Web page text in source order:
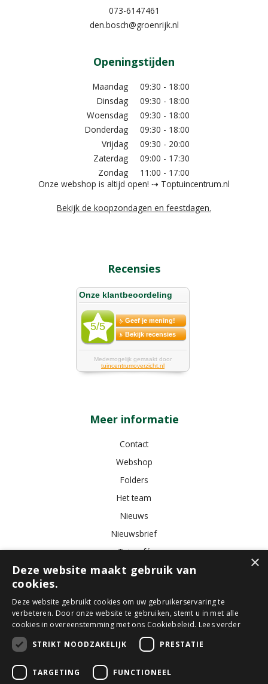
073-6147461
den.bosch@groenrijk.nl
Openingstijden
Maandag
09:30 - 18:00
Dinsdag
09:30 - 18:00
Woensdag
09:30 - 18:00
Donderdag
09:30 - 18:00
Vrijdag
09:30 - 20:00
Zaterdag
09:00 - 17:30
Zondag
11:00 - 17:00
Onze webshop is altijd open! ⇢ Toptuincentrum.nl
Bekijk de koopzondagen en feestdagen.
Recensies
Meer informatie
Contact
Webshop
Folders
Het team
Nieuws
Nieuwsbrief
Tuincafé
Vacatures
Tuincentrum Bloemist Kamerplanten Kunstbloemen
Buitenplanten
Tuinmeubelen
© GroenRijk Den Bosch
×
Deze website maakt gebruik van
cookies.
Deze website gebruikt cookies om uw gebruikerservaring te
verbeteren. Door onze website te gebruiken, stemt u in met alle
cookies in overeenstemming met ons Cookiebeleid. Lees verder
STRIKT NOODZAKELIJK
PRESTATIE
TARGETING FUNCTIONEEL